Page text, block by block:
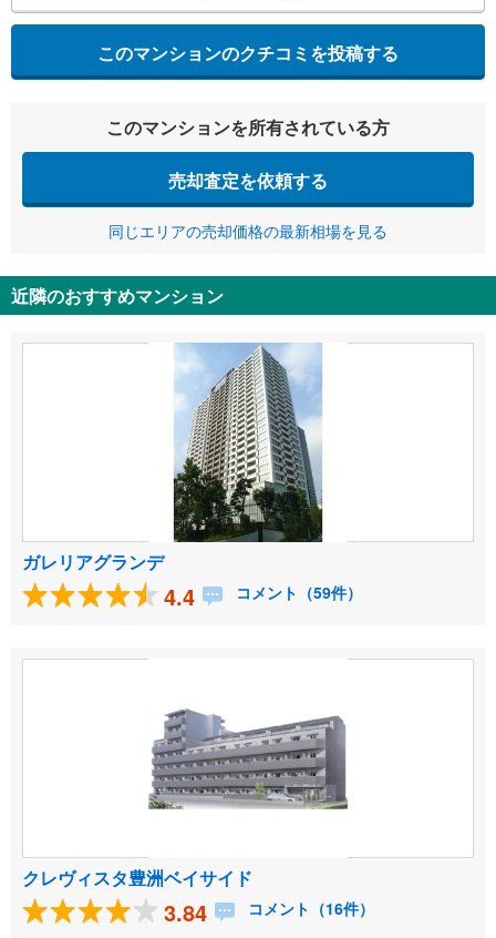
このマンションのクチコミを投稿する
このマンションを所有されている方
売却査定を依頼する
同じエリアの売却価格の最新相場を見る
近隣のおすすめマンション
ガレリアグランデ
4.4 コメント（59件）
クレヴィスタ豊洲ベイサイド
3.84 コメント（16件）